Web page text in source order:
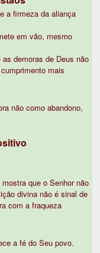
a firmeza da aliança
em vão, mesmo
demoras de Deus não
mais
não como abandono,
que o Senhor não
divina não é sinal de
com a fraqueza
a fé do Seu povo.